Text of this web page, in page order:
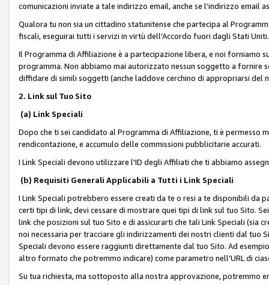
comunicazioni inviate a tale indirizzo email, anche se l'indirizzo email
Qualora tu non sia un cittadino statunitense che partecipa al
fiscali, eseguirai tutti i servizi in virtù dell'Accordo fuori dagli Stati
Il Programma di Affiliazione è a partecipazione libera, e noi forniamo
programma. Non abbiamo mai autorizzato nessun soggetto a fornire
diffidare di simili soggetti (anche laddove cerchino di appropriarsi
2. Link sul Tuo Sito
(a) Link Speciali
Dopo che ti sei candidato al Programma di Affiliazione, ti è permesso
rendicontazione, e accumulo delle commissioni pubblicitarie accurati.
I Link Speciali devono utilizzare l'ID degli Affiliati che ti abbiamo
(b) Requisiti Generali Applicabili a Tutti i Link Speciali
I Link Speciali potrebbero essere creati da te o resi a te disponibili
certi tipi di link, devi cessare di mostrare quei tipi di link sul tuo Sito.
link che posizioni sul tuo Sito e di assicurarti che tali Link Speciali
noi necessaria per tracciare gli indirizzamenti dei nostri clienti dal tuo
Speciali devono essere raggiunti direttamente dal tuo Sito. Ad
altro formato che potremmo indicare) come parametro nell'URL di
Su tua richiesta, ma sottoposto alla nostra approvazione,